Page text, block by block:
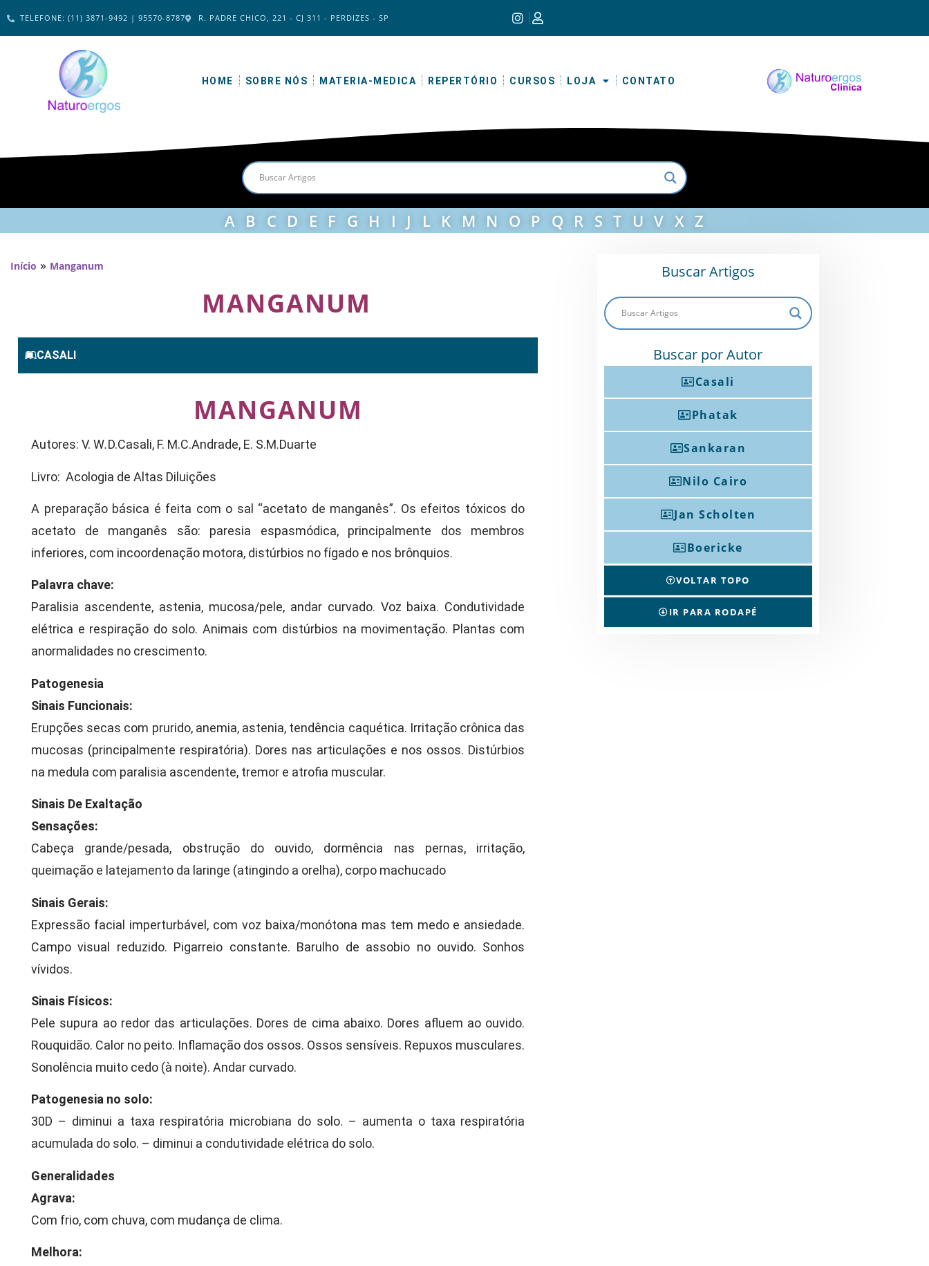
TELEFONE: (11) 3871-9492 | 95570-8787 R. PADRE CHICO, 221 - CJ 311 - PERDIZES - SP
HOME SOBRE NÓS MATERIA-MEDICA REPERTÓRIO CURSOS LOJA CONTATO
A B C D E F G H I J L K M N O P Q R S T U V X Z
Início » Manganum
MANGANUM
CASALI
MANGANUM
Autores: V. W.D.Casali, F. M.C.Andrade, E. S.M.Duarte
Livro: Acologia de Altas Diluições
A preparação básica é feita com o sal “acetato de manganês”. Os efeitos tóxicos do
acetato de manganês são: paresia espasmódica, principalmente dos membros
inferiores, com incoordenação motora, distúrbios no fígado e nos brônquios.
Palavra chave:
Paralisia ascendente, astenia, mucosa/pele, andar curvado. Voz baixa. Condutividade
elétrica e respiração do solo. Animais com distúrbios na movimentação. Plantas com
anormalidades no crescimento.
Patogenesia
Sinais Funcionais:
Erupções secas com prurido, anemia, astenia, tendência caquética. Irritação crônica das
mucosas (principalmente respiratória). Dores nas articulações e nos ossos. Distúrbios
na medula com paralisia ascendente, tremor e atrofia muscular.
Sinais De Exaltação
Sensações:
Cabeça grande/pesada, obstrução do ouvido, dormência nas pernas, irritação,
queimação e latejamento da laringe (atingindo a orelha), corpo machucado
Sinais Gerais:
Expressão facial imperturbável, com voz baixa/monótona mas tem medo e ansiedade.
Campo visual reduzido. Pigarreio constante. Barulho de assobio no ouvido. Sonhos
vívidos.
Sinais Físicos:
Pele supura ao redor das articulações. Dores de cima abaixo. Dores afluem ao ouvido.
Rouquidão. Calor no peito. Inflamação dos ossos. Ossos sensíveis. Repuxos musculares.
Sonolência muito cedo (à noite). Andar curvado.
Patogenesia no solo:
30D – diminui a taxa respiratória microbiana do solo. – aumenta o taxa respiratória
acumulada do solo. – diminui a condutividade elétrica do solo.
Generalidades
Agrava:
Com frio, com chuva, com mudança de clima.
Melhora:
Buscar Artigos
Buscar por Autor
Casali
Phatak
Sankaran
Nilo Cairo
Jan Scholten
Boericke
VOLTAR TOPO
IR PARA RODAPÉ